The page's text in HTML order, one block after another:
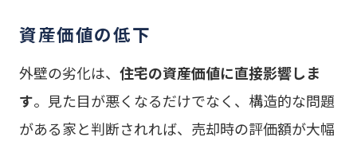
資産価値の低下
外壁の劣化は、 住宅の資産価値に直接影響しま
す。見た目が悪くなるだけでなく、構造的な問題
がある家と判断されれば、売却時の評価額が大幅